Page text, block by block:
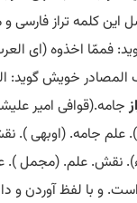
این کلمه تراز
فممّا اخذوه (ای
المصادر خویش گوید:
جامه.(قوافی امیر
جامه. (اوبهی ).
نقش. علم. (مجمل ).
و با لفظ آوردن و